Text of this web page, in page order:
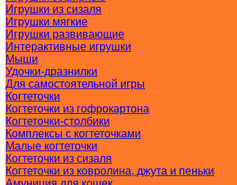
Игрушки из сизаля
Игрушки мягкие
Игрушки развивающие
Интерактивные игрушки
Мыши
Удочки-дразнилки
Для самостоятельной игры
Когтеточки
Когтеточки из гофрокартона
Когтеточки-столбики
Комплексы с когтеточками
Малые когтеточки
Когтеточки из сизаля
Когтеточки из ковролина, джута и пеньки